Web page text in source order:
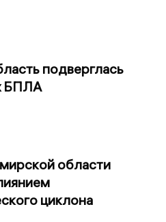
подверглась
БПЛА
области
циклона